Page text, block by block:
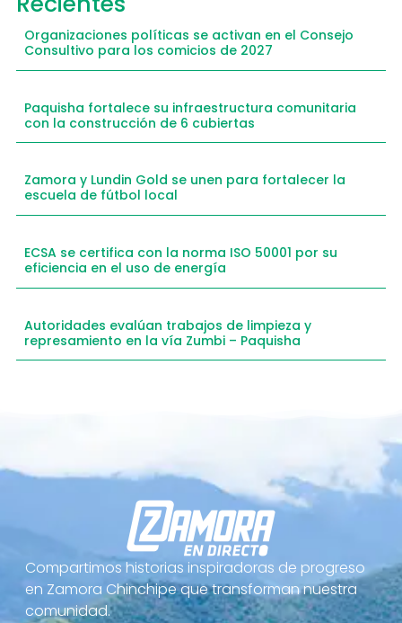
Organizaciones políticas se activan en el Consejo
Consultivo para los comicios de 2027
Paquisha fortalece su infraestructura comunitaria
con la construcción de 6 cubiertas
Zamora y Lundin Gold se unen para fortalecer la
escuela de fútbol local
ECSA se certifica con la norma ISO 50001 por su
eficiencia en el uso de energía
Autoridades evalúan trabajos de limpieza y
represamiento en la vía Zumbi – Paquisha
Compartimos historias inspiradoras de progreso
en Zamora Chinchipe que transforman nuestra
comunidad.